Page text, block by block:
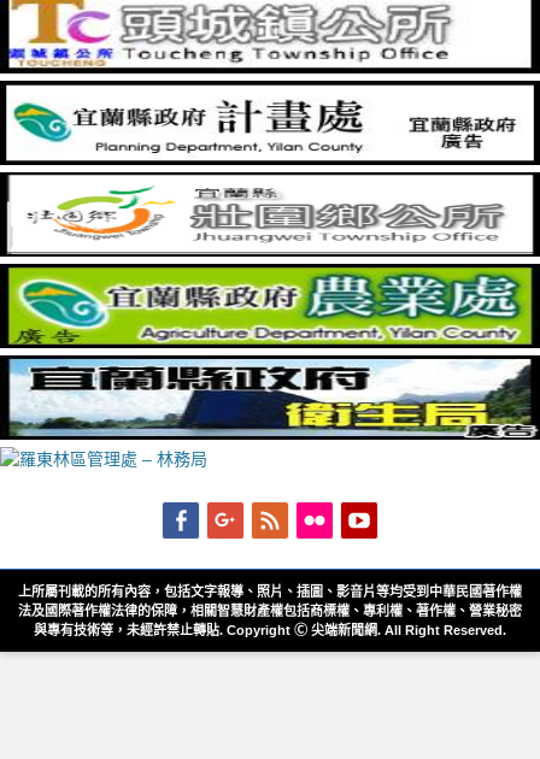
FacebookGoogleplus
Feed Flickr
上所屬刊載的所有內容，包括文字報導、照片、插圖、影音片等均受到中華民國著作權
法及國際著作權法律的保障，相關智慧財產權包括商標權、專利權、著作權、營業秘密
與專有技術等，未經許禁止轉貼. Copyright Ⓒ 尖端新聞網. All Right Reserved.